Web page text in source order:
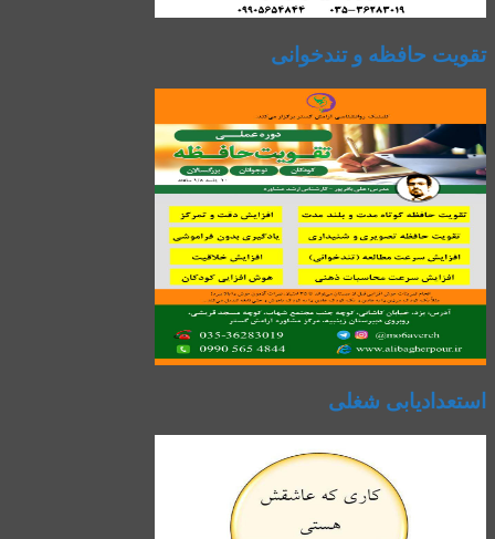
تقویت حافظه و تندخوانی
استعدادیابی شغلی